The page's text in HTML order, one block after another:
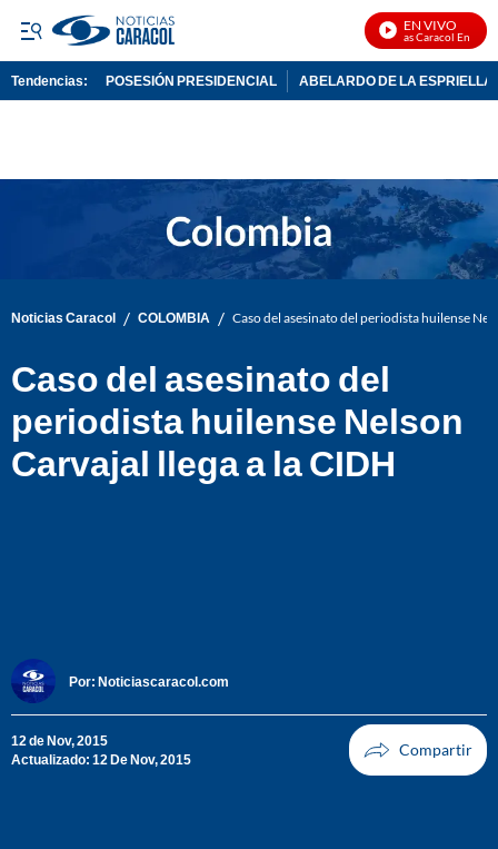
EN VIVO
Noticias Caracol En Vivo
Tendencias: POSESIÓN PRESIDENCIAL ABELARDO DE LA ESPRIELLA
Noticias Caracol / COLOMBIA / Caso del asesinato del periodista huilense
Caso del asesinato del
periodista huilense Nelson
Carvajal llega a la CIDH
Por: Noticiascaracol.com
12 de Nov, 2015
Actualizado: 12 De Nov, 2015